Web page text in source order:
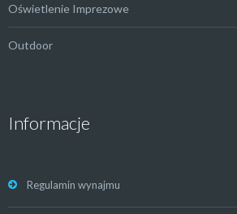
Oświetlenie Imprezowe
Outdoor
Informacje
Regulamin wynajmu